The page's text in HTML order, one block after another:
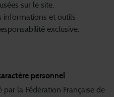
sur le site.
informations et outils
exclusive.
personnel
la Fédération Française de